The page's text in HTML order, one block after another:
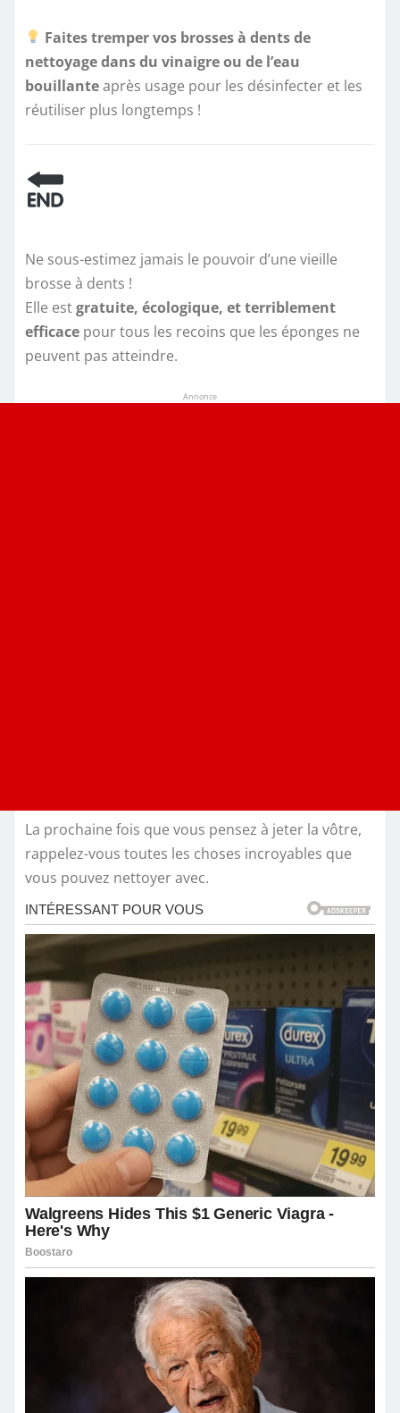
Faites tremper vos brosses à dents de
nettoyage dans du vinaigre ou de l’eau
bouillanteaprès usage pour les désinfecter et les
réutiliser plus longtemps !
Ne sous-estimez jamais le pouvoir d’une vieille
brosse à dents !
Elle estgratuite, écologique, et terriblement
efficace pour tous les recoins que les éponges ne
peuvent pas atteindre.
Annonce
La prochaine fois que vous pensez à jeter la vôtre,
rappelez-vous toutes les choses incroyables que
vous pouvez nettoyer avec.